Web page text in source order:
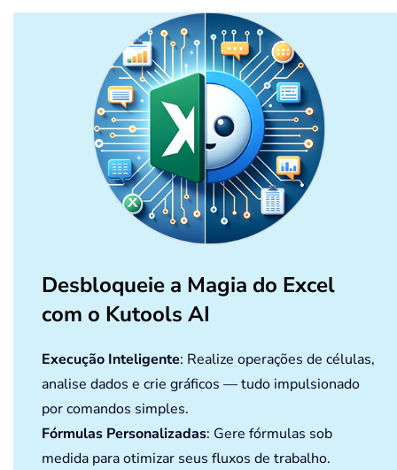
Desbloqueie a Magia do Excel
com o Kutools AI
Execução Inteligente: Realize operações de células,
analise dados e crie gráficos — tudo impulsionado
por comandos simples.
Fórmulas Personalizadas: Gere fórmulas sob
medida para otimizar seus fluxos de trabalho.